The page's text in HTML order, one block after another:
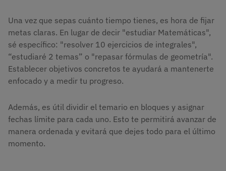
Una vez que sepas cuánto tiempo tienes, es hora de fijar
metas claras. En lugar de decir "estudiar Matemáticas",
sé específico: "resolver 10 ejercicios de integrales",
“estudiaré 2 temas” o "repasar fórmulas de geometría".
Establecer objetivos concretos te ayudará a mantenerte
enfocado y a medir tu progreso.
Además, es útil dividir el temario en bloques y asignar
fechas límite para cada uno. Esto te permitirá avanzar de
manera ordenada y evitará que dejes todo para el último
momento.